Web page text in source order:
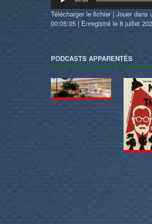
audio
Télécharger le fichier| Jouer dans
00:05:05 | Enregistré le 8 juillet
PODCASTS APPARENTÉS